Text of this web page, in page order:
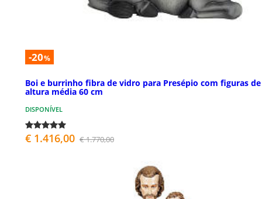
-20%
Boi e burrinho fibra de vidro para Presépio com figuras de
altura média 60 cm
DISPONÍVEL
€ 1.416,00 € 1.770,00